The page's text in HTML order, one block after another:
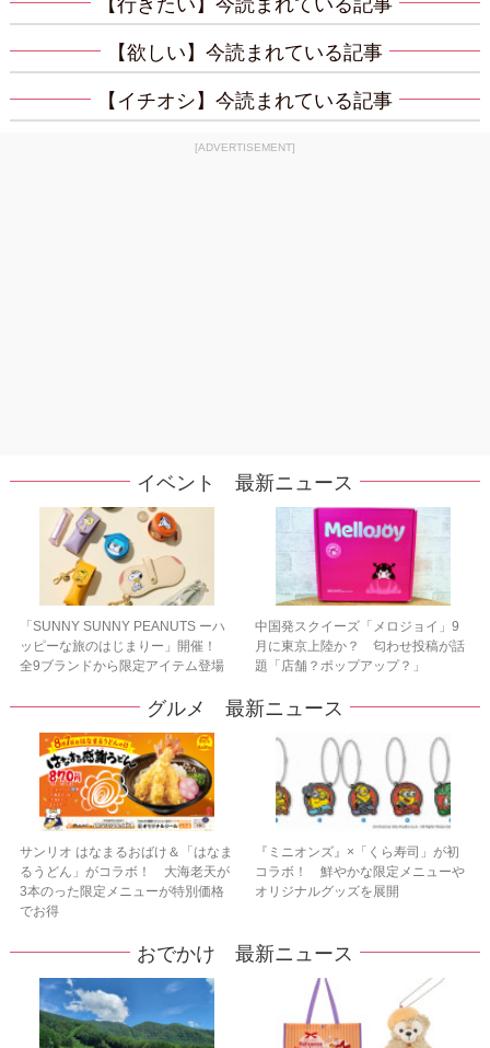
【行きたい】今読まれている記事
【欲しい】今読まれている記事
【イチオシ】今読まれている記事
[ADVERTISEMENT]
イベント 最新ニュース
「SUNNY SUNNY PEANUTS ーハ
ッピーな旅のはじまりー」開催！
全9ブランドから限定アイテム登場
中国発スクイーズ「メロジョイ」9
月に東京上陸か？ 匂わせ投稿が話
題「店舗？ポップアップ？」
グルメ 最新ニュース
サンリオ はなまるおばけ＆「はなま
るうどん」がコラボ！ 大海老天が
3本のった限定メニューが特別価格
でお得
『ミニオンズ』×「くら寿司」が初
コラボ！ 鮮やかな限定メニューや
オリジナルグッズを展開
おでかけ 最新ニュース